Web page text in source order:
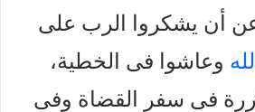
عن أن يشكروا الرب على
الله وعاشوا فى الخطية،
فى سفر القضاة وفى